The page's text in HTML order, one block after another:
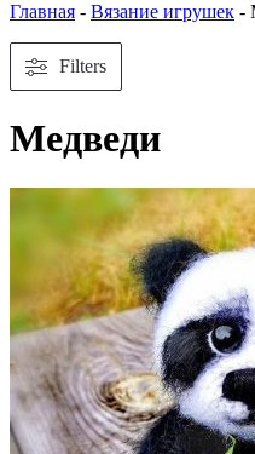
Главная - Вязание игрушек -
Filters
Медведи